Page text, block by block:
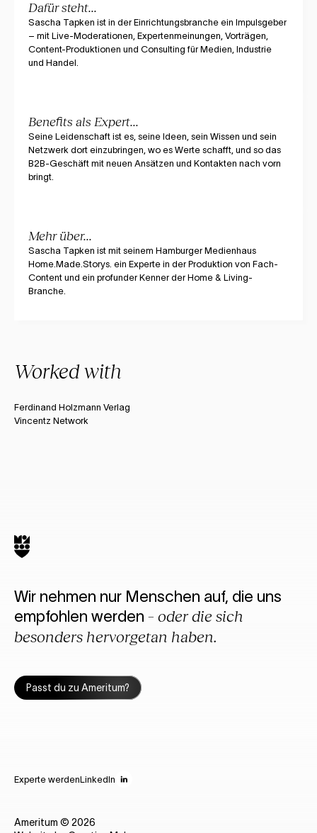
Dafür steht...
Sascha Tapken ist in der Einrichtungsbranche ein Impulsgeber
– mit Live-Moderationen, Expertenmeinungen, Vorträgen,
Content-Produktionen und Consulting für Medien, Industrie
und Handel.
Benefits als Expert...
Seine Leidenschaft ist es, seine Ideen, sein Wissen und sein
Netzwerk dort einzubringen, wo es Werte schafft, und so das
B2B-Geschäft mit neuen Ansätzen und Kontakten nach vorn
bringt.
Mehr über...
Sascha Tapken ist mit seinem Hamburger Medienhaus
Home.Made.Storys. ein Experte in der Produktion von Fach-
Content und ein profunder Kenner der Home & Living-
Branche.
Worked with
Ferdinand Holzmann Verlag
Vincentz Network
Wir nehmen nur Menschen auf, die uns
empfohlen werden – oder die sich
besonders hervorgetan haben.
Passt du zu Ameritum?
Experte werdenLinkedIn
Ameritum © 2026